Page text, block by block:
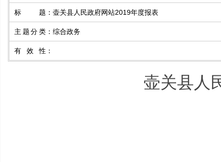
标题 ： 壶关县人民政府网站2019年度报表
主题分类 ： 综合政务
有效性 ：
壶关县人